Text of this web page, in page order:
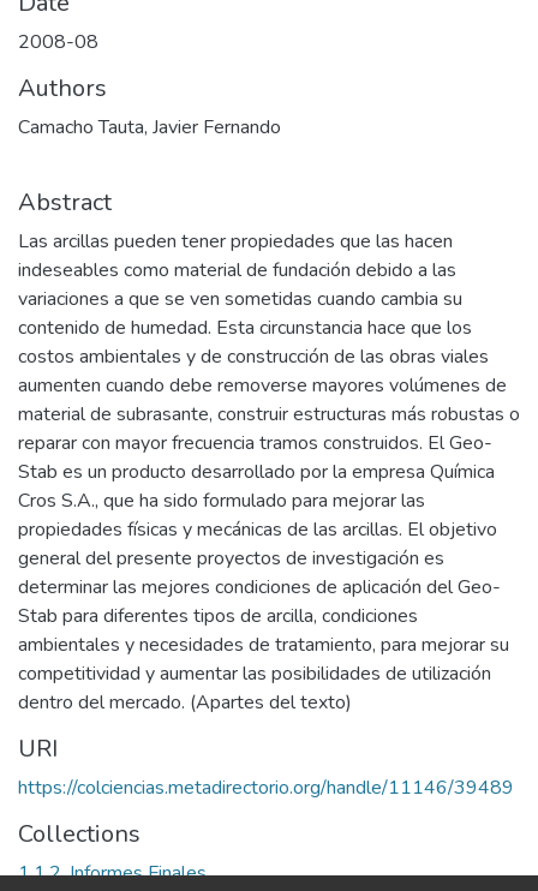
2008-08
Authors
Camacho Tauta, Javier Fernando
Abstract
Las arcillas pueden tener propiedades que las hacen
indeseables como material de fundación debido a las
variaciones a que se ven sometidas cuando cambia su
contenido de humedad. Esta circunstancia hace que los
costos ambientales y de construcción de las obras viales
aumenten cuando debe removerse mayores volúmenes de
material de subrasante, construir estructuras más robustas o
reparar con mayor frecuencia tramos construidos. El Geo-
Stab es un producto desarrollado por la empresa Química
Cros S.A., que ha sido formulado para mejorar las
propiedades físicas y mecánicas de las arcillas. El objetivo
general del presente proyectos de investigación es
determinar las mejores condiciones de aplicación del Geo-
Stab para diferentes tipos de arcilla, condiciones
ambientales y necesidades de tratamiento, para mejorar su
competitividad y aumentar las posibilidades de utilización
dentro del mercado. (Apartes del texto)
URI
https://colciencias.metadirectorio.org/handle/11146/39489
Collections
1.1.2. Informes Finales